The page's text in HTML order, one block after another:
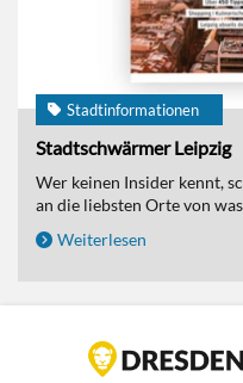
Stadtinformationen
Stadtschwärmer Leipzig
Wer keinen Insider kennt,
an die liebsten Orte von
Weiterlesen